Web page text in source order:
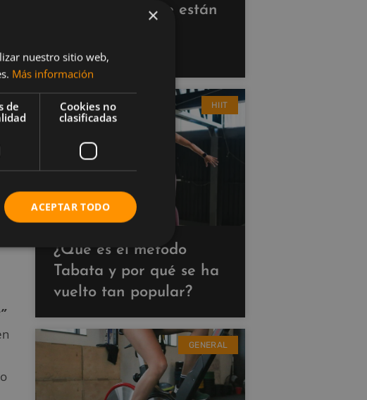
hacer cardio que están
resultados
HIIT
¿Qué es el método
Tabata y por qué se ha
vuelto tan popular?
GENERAL
×
nuestro sitio web,
Más información
de
Cookies no
clasificadas
ACEPTAR TODO